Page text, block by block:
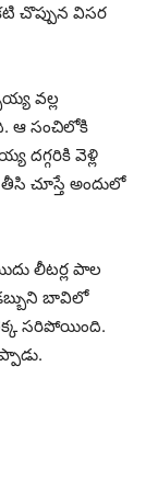
చొప్పున విసర
వల్ల
ఆ సంచిలోకి
దగ్గరికి వెళ్లి
చూస్తే అందులో
లీటర్ల పాల
బావిలో
సరిపోయింది.